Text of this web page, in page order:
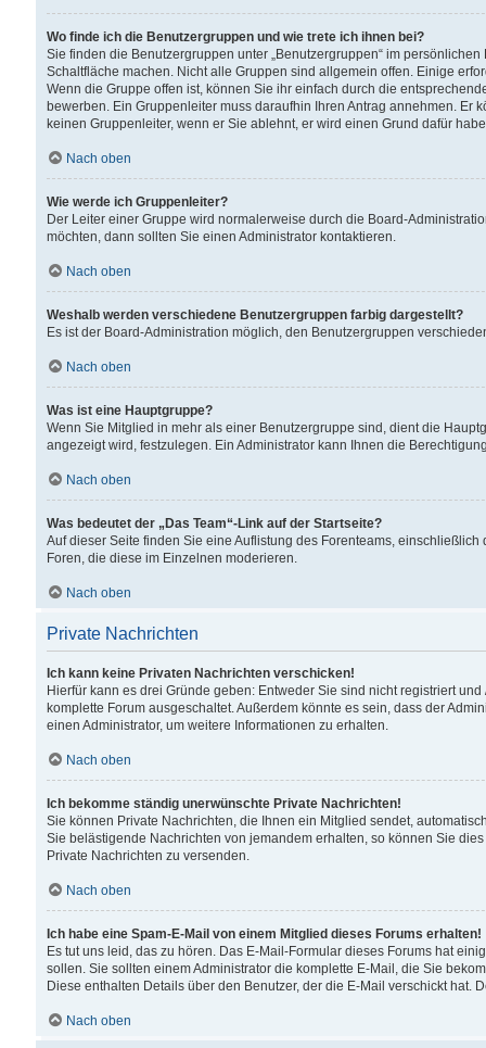
Wo finde ich die Benutzergruppen und wie trete ich ihnen bei?
Sie finden die Benutzergruppen unter „Benutzergruppen“ im
Schaltfläche machen. Nicht alle Gruppen sind allgemein offen. Einige
Wenn die Gruppe offen ist, können Sie ihr einfach durch die
bewerben. Ein Gruppenleiter muss daraufhin Ihren Antrag annehmen.
keinen Gruppenleiter, wenn er Sie ablehnt, er wird einen Grund dafür
Nach oben
Wie werde ich Gruppenleiter?
Der Leiter einer Gruppe wird normalerweise durch die Board-
möchten, dann sollten Sie einen Administrator kontaktieren.
Nach oben
Weshalb werden verschiedene Benutzergruppen farbig dargestellt?
Es ist der Board-Administration möglich, den Benutzergruppen
Nach oben
Was ist eine Hauptgruppe?
Wenn Sie Mitglied in mehr als einer Benutzergruppe sind, dient die
angezeigt wird, festzulegen. Ein Administrator kann Ihnen die
Nach oben
Was bedeutet der „Das Team“-Link auf der Startseite?
Auf dieser Seite finden Sie eine Auflistung des Forenteams,
Foren, die diese im Einzelnen moderieren.
Nach oben
Private Nachrichten
Ich kann keine Privaten Nachrichten verschicken!
Hierfür kann es drei Gründe geben: Entweder Sie sind nicht registriert
komplette Forum ausgeschaltet. Außerdem könnte es sein, dass der
einen Administrator, um weitere Informationen zu erhalten.
Nach oben
Ich bekomme ständig unerwünschte Private Nachrichten!
Sie können Private Nachrichten, die Ihnen ein Mitglied sendet,
Sie belästigende Nachrichten von jemandem erhalten, so können Sie
Private Nachrichten zu versenden.
Nach oben
Ich habe eine Spam-E-Mail von einem Mitglied dieses Forums erhalten!
Es tut uns leid, das zu hören. Das E-Mail-Formular dieses Forums hat
sollen. Sie sollten einem Administrator die komplette E-Mail, die Sie
Diese enthalten Details über den Benutzer, der die E-Mail verschickt hat.
Nach oben